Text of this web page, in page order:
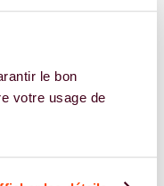
le bon
votre usage de
!